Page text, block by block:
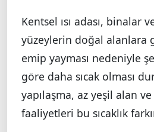
Kentsel ısı adası, binalar
yüzeylerin doğal alanlara
emip yayması nedeniyle
göre daha sıcak olması
yapılaşma, az yeşil alan
faaliyetleri bu sıcaklık